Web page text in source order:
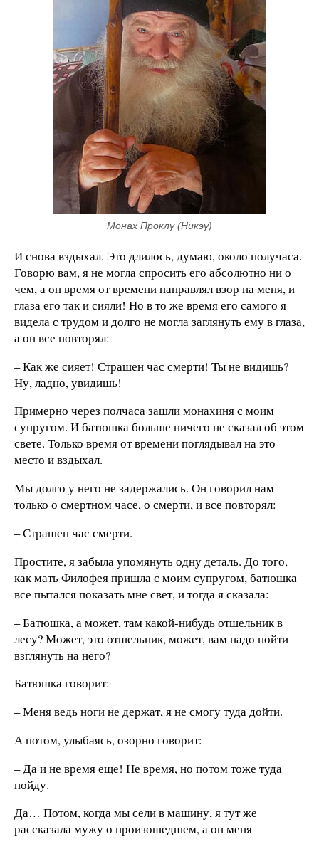
Монах Проклу (Никэу)
И снова вздыхал. Это длилось, думаю, около получаса.
Говорю вам, я не могла спросить его абсолютно ни о
чем, а он время от времени направлял взор на меня, и
глаза его так и сияли! Но в то же время его самого я
видела с трудом и долго не могла заглянуть ему в глаза,
а он все повторял:
– Как же сияет! Страшен час смерти! Ты не видишь?
Ну, ладно, увидишь!
Примерно через полчаса зашли монахиня с моим
супругом. И батюшка больше ничего не сказал об этом
свете. Только время от времени поглядывал на это
место и вздыхал.
Мы долго у него не задержались. Он говорил нам
только о смертном часе, о смерти, и все повторял:
– Страшен час смерти.
Простите, я забыла упомянуть одну деталь. До того,
как мать Филофея пришла с моим супругом, батюшка
все пытался показать мне свет, и тогда я сказала:
– Батюшка, а может, там какой-нибудь отшельник в
лесу? Может, это отшельник, может, вам надо пойти
взглянуть на него?
Батюшка говорит:
– Меня ведь ноги не держат, я не смогу туда дойти.
А потом, улыбаясь, озорно говорит:
– Да и не время еще! Не время, но потом тоже туда
пойду.
Да… Потом, когда мы сели в машину, я тут же
рассказала мужу о произошедшем, а он меня